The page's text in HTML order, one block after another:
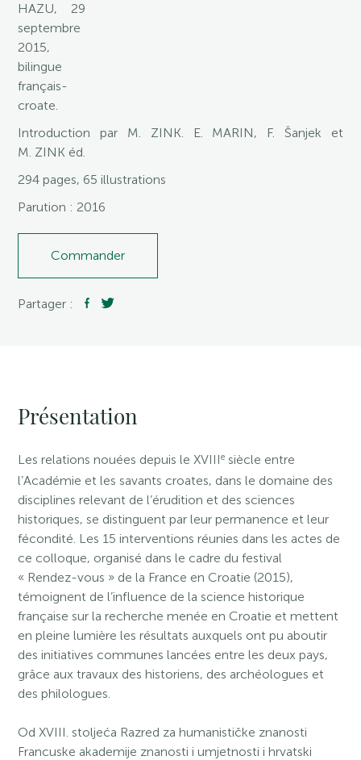
HAZU, 29
septembre
2015,
bilingue
français-
croate.
Introduction par M. ZINK. E. MARIN, F. Šanjek et
M. ZINK éd.
294 pages, 65 illustrations
Parution : 2016
Commander
Partager :
Présentation
Les relations nouées depuis le XVIIIe siècle entre
l’Académie et les savants croates, dans le domaine des
disciplines relevant de l’érudition et des sciences
historiques, se distinguent par leur permanence et leur
fécondité. Les 15 interventions réunies dans les actes de
ce colloque, organisé dans le cadre du festival
« Rendez-vous » de la France en Croatie (2015),
témoignent de l’influence de la science historique
française sur la recherche menée en Croatie et mettent
en pleine lumière les résultats auxquels ont pu aboutir
des initiatives communes lancées entre les deux pays,
grâce aux travaux des historiens, des archéologues et
des philologues.
Od XVIII. stoljeća Razred za humanističke znanosti
Francuske akademije znanosti i umjetnosti i hrvatski